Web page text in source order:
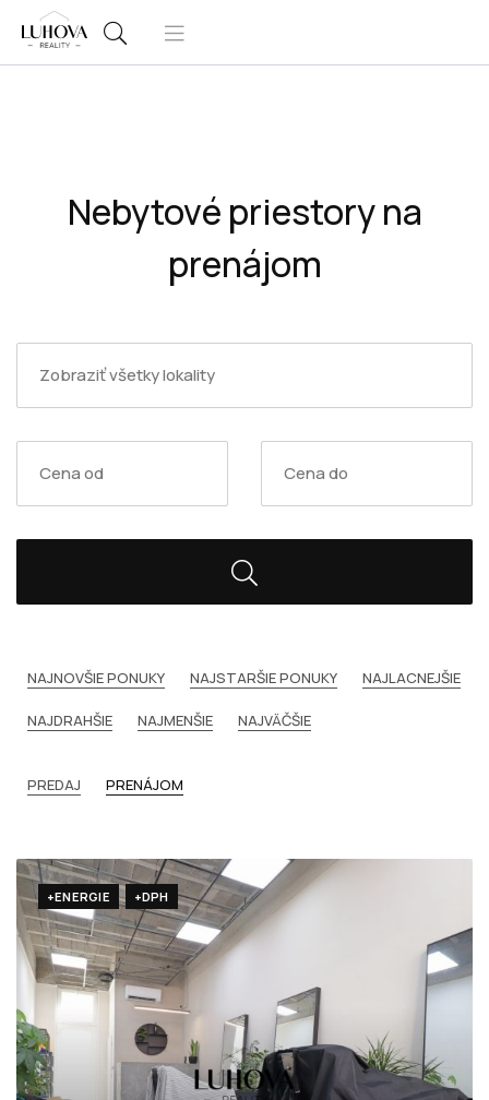
Nebytové priestory na
prenájom
NAJNOVŠIE PONUKY NAJSTARŠIE PONUKY NAJLACNEJŠIE
NAJDRAHŠIE NAJMENŠIE NAJVÄČŠIE
PREDAJ PRENÁJOM
+ENERGIE +DPH